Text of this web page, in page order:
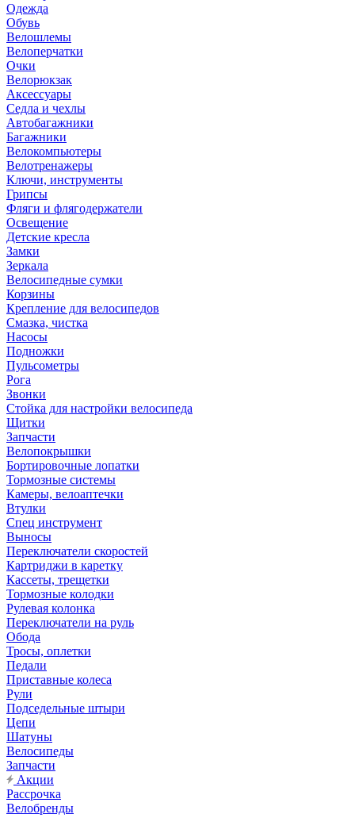
Одежда
Обувь
Велошлемы
Велоперчатки
Очки
Велорюкзак
Аксессуары
Седла и чехлы
Автобагажники
Багажники
Велокомпьютеры
Велотренажеры
Ключи, инструменты
Грипсы
Фляги и флягодержатели
Освещение
Детские кресла
Замки
Зеркала
Велосипедные сумки
Корзины
Крепление для велосипедов
Смазка, чистка
Насосы
Подножки
Пульсометры
Рога
Звонки
Стойка для настройки велосипеда
Щитки
Запчасти
Велопокрышки
Бортировочные лопатки
Тормозные системы
Камеры, велоаптечки
Втулки
Спец инструмент
Выносы
Переключатели скоростей
Картриджи в каретку
Кассеты, трещетки
Тормозные колодки
Рулевая колонка
Переключатели на руль
Обода
Тросы, оплетки
Педали
Приставные колеса
Рули
Подседельные штыри
Цепи
Шатуны
Велосипеды
Запчасти
Акции
Рассрочка
Велобренды